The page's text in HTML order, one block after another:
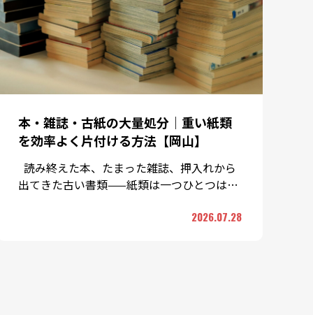
本・雑誌・古紙の大量処分｜重い紙類
を効率よく片付ける方法【岡山】
読み終えた本、たまった雑誌、押入れから
出てきた古い書類——紙類は一つひとつは軽
2026.07.28